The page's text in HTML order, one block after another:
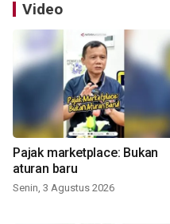
Video
Pajak marketplace: Bukan
aturan baru
Senin, 3 Agustus 2026